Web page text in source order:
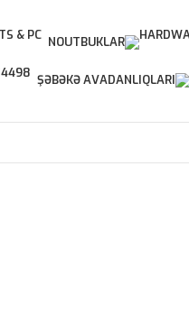
NOUTBUKLAR
ŞƏBƏKƏ AVADANLIQLARI